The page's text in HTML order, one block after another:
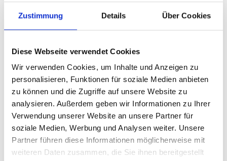
Zustimmung Details Über Cookies
Diese Webseite verwendet Cookies
Wir verwenden Cookies, um Inhalte und Anzeigen zu
personalisieren, Funktionen für soziale Medien anbieten
zu können und die Zugriffe auf unsere Website zu
analysieren. Außerdem geben wir Informationen zu Ihrer
Verwendung unserer Website an unsere Partner für
soziale Medien, Werbung und Analysen weiter. Unsere
Partner führen diese Informationen möglicherweise mit
weiteren Daten zusammen, die Sie ihnen bereitgestellt
missio München finanziert die Akuthilfe für die
Erdbebenopfer mit 30.000 Euro. „Es ist folgenschwer, wenn
Katastrophen wie diese nur noch ein kurzes Schlaglicht in
Vergessenheit geraten“, sagt Monsignore Wolfgang Huber.
„Das Leid der Menschen verschwindet ja leider nicht, nur weil
niemand hinschaut. Die Budgetkürzungen bei der
Entwicklungshilfe verschärfen die Situation in vielen
Ländern dramatisch. Daher sind wir umso dankbarer um die
Unterstützung seitens unserer Spenderinnen und Spender,
die uns die Hilfe vor Ort ermöglichen. Sie stehen fest an der
Seite der Ärmsten und zeigen dadurch, dass das weltweite
Netzwerk der Kirche nach wie vor trägt.“